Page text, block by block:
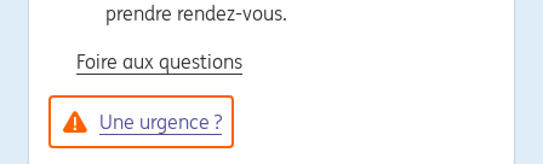
prendre rendez-vous.
Foire aux questions
Une urgence ?